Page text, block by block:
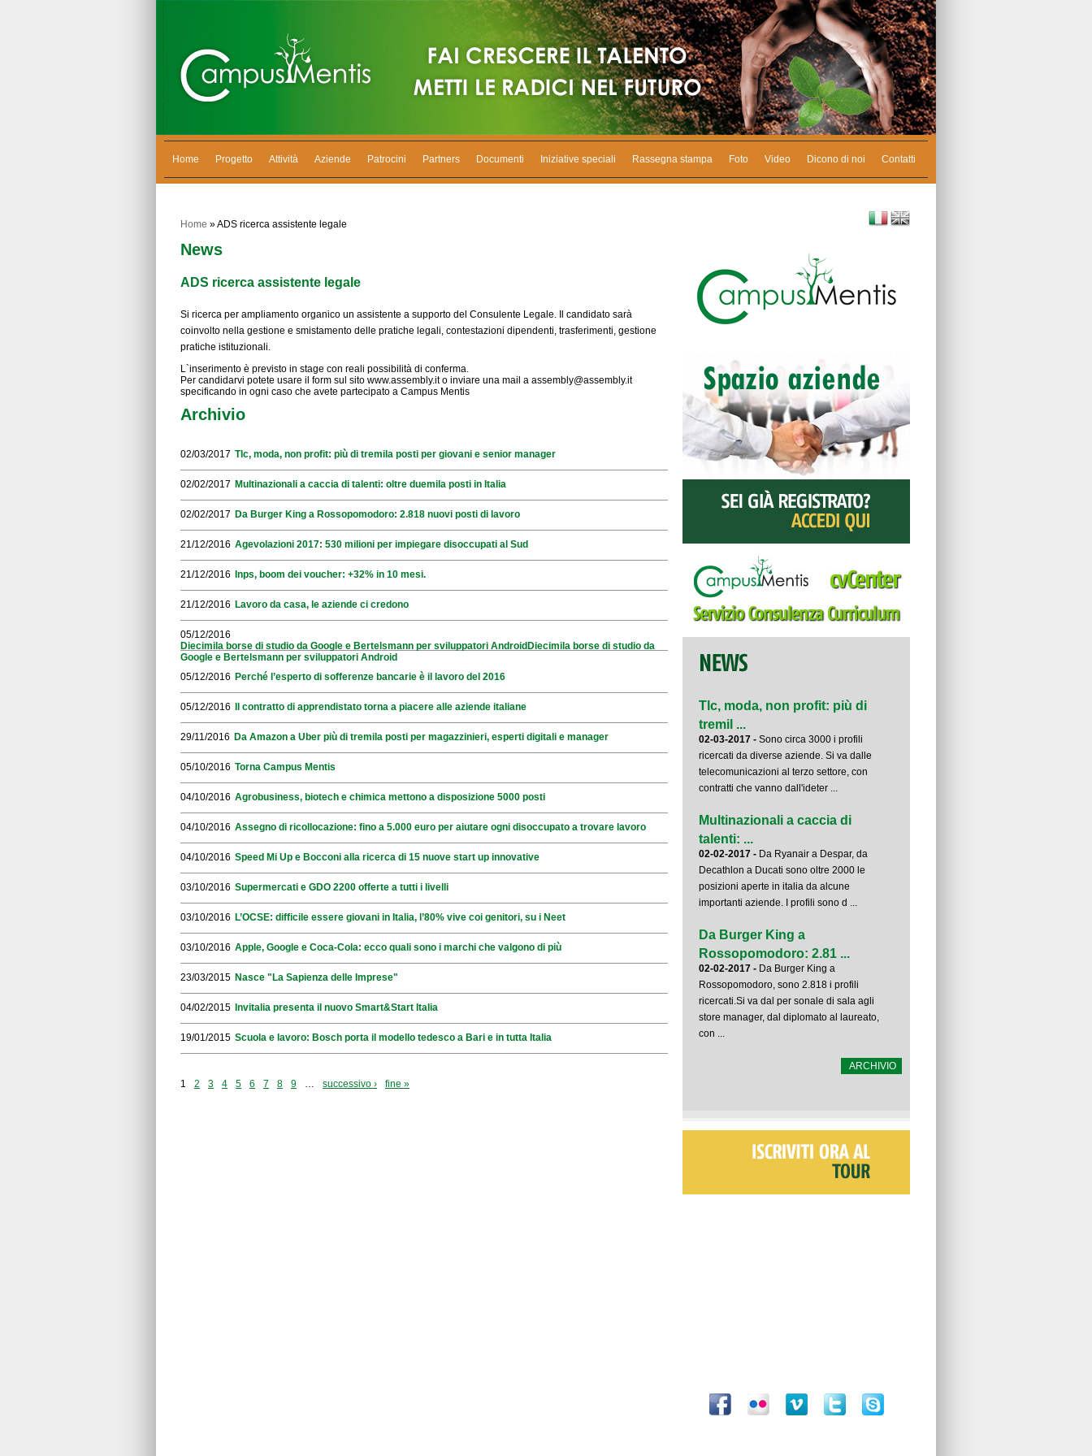
Home Progetto Attività Aziende Patrocini Partners Documenti Iniziative speciali Rassegna stampa Foto Video Dicono di noi Contatti
Home » ADS ricerca assistente legale
News
ADS ricerca assistente legale
Si ricerca per ampliamento organico un assistente a supporto del Consulente Legale. Il candidato sarà
coinvolto nella gestione e smistamento delle pratiche legali, contestazioni dipendenti, trasferimenti, gestione
pratiche istituzionali.
L`inserimento è previsto in stage con reali possibilità di conferma.
Per candidarvi potete usare il form sul sito www.assembly.it o inviare una mail a assembly@assembly.it
specificando in ogni caso che avete partecipato a Campus Mentis
Archivio
02/03/2017 Tlc, moda, non profit: più di tremila posti per giovani e senior manager
02/02/2017 Multinazionali a caccia di talenti: oltre duemila posti in Italia
02/02/2017 Da Burger King a Rossopomodoro: 2.818 nuovi posti di lavoro
21/12/2016 Agevolazioni 2017: 530 milioni per impiegare disoccupati al Sud
21/12/2016 Inps, boom dei voucher: +32% in 10 mesi.
21/12/2016 Lavoro da casa, le aziende ci credono
05/12/2016
Diecimila borse di studio da Google e Bertelsmann per sviluppatori AndroidDiecimila borse di studio da
Google e Bertelsmann per sviluppatori Android
05/12/2016 Perché l’esperto di sofferenze bancarie è il lavoro del 2016
05/12/2016 Il contratto di apprendistato torna a piacere alle aziende italiane
29/11/2016 Da Amazon a Uber più di tremila posti per magazzinieri, esperti digitali e manager
05/10/2016 Torna Campus Mentis
04/10/2016 Agrobusiness, biotech e chimica mettono a disposizione 5000 posti
04/10/2016 Assegno di ricollocazione: fino a 5.000 euro per aiutare ogni disoccupato a trovare lavoro
04/10/2016 Speed Mi Up e Bocconi alla ricerca di 15 nuove start up innovative
03/10/2016 Supermercati e GDO 2200 offerte a tutti i livelli
03/10/2016 L’OCSE: difficile essere giovani in Italia, l’80% vive coi genitori, su i Neet
03/10/2016 Apple, Google e Coca-Cola: ecco quali sono i marchi che valgono di più
23/03/2015 Nasce "La Sapienza delle Imprese"
04/02/2015 Invitalia presenta il nuovo Smart&Start Italia
19/01/2015 Scuola e lavoro: Bosch porta il modello tedesco a Bari e in tutta Italia
1 2 3 4 5 6 7 8 9 … successivo › fine »
Tlc, moda, non profit: più di
tremil ...
02-03-2017 - Sono circa 3000 i profili
ricercati da diverse aziende. Si va dalle
telecomunicazioni al terzo settore, con
contratti che vanno dall'ideter ...
Multinazionali a caccia di
talenti: ...
02-02-2017 - Da Ryanair a Despar, da
Decathlon a Ducati sono oltre 2000 le
posizioni aperte in italia da alcune
importanti aziende. I profili sono d ...
Da Burger King a
Rossopomodoro: 2.81 ...
02-02-2017 - Da Burger King a
Rossopomodoro, sono 2.818 i profili
ricercati.Si va dal per sonale di sala agli
store manager, dal diplomato al laureato,
con ...
ARCHIVIO